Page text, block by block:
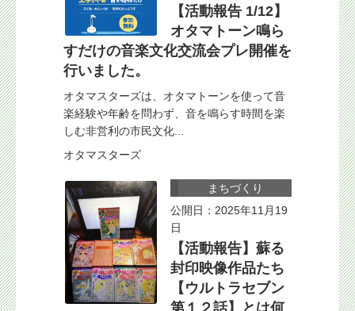
【活動報告 1/12】
オタマトーン鳴ら
すだけの音楽文化交流会プレ開催を
行いました。
オタマスターズは、オタマトーンを使って音
楽経験や年齢を問わず、音を鳴らす時間を楽
しむ非営利の市民文化...
オタマスターズ
まちづくり
公開日：2025年11月19
日
【活動報告】蘇る
封印映像作品たち
【ウルトラセブン
第１２話】とは何